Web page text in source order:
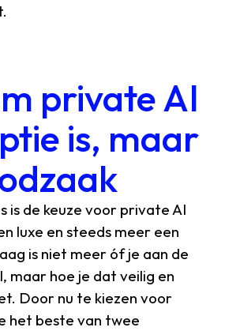
private AI
is, maar
is de keuze voor private AI
luxe en steeds meer een
is niet meer óf je aan de
maar hoe je dat veilig en
Door nu te kiezen voor
het beste van twee